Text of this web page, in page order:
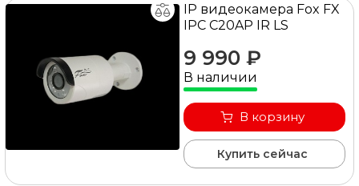
IP видеокамера Fox FX
IPC C20AP IR LS
9 990 ₽
В наличии
В корзину
Купить сейчас